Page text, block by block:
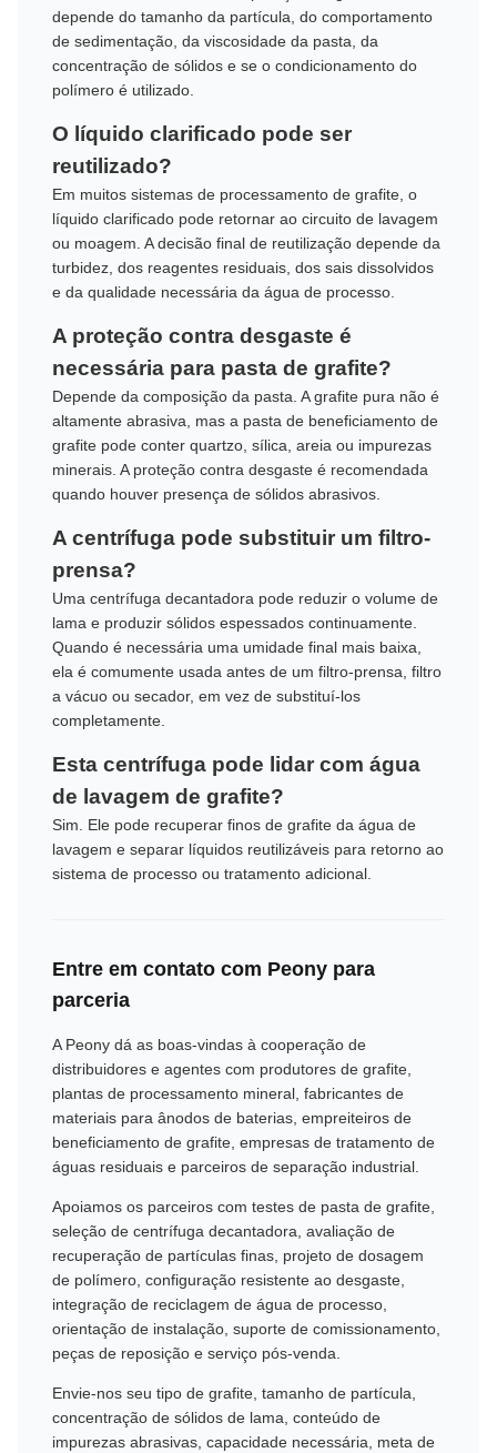
depende do tamanho da partícula, do comportamento
de sedimentação, da viscosidade da pasta, da
concentração de sólidos e se o condicionamento do
polímero é utilizado.
O líquido clarificado pode ser
reutilizado?
Em muitos sistemas de processamento de grafite, o
líquido clarificado pode retornar ao circuito de lavagem
ou moagem. A decisão final de reutilização depende da
turbidez, dos reagentes residuais, dos sais dissolvidos
e da qualidade necessária da água de processo.
A proteção contra desgaste é
necessária para pasta de grafite?
Depende da composição da pasta. A grafite pura não é
altamente abrasiva, mas a pasta de beneficiamento de
grafite pode conter quartzo, sílica, areia ou impurezas
minerais. A proteção contra desgaste é recomendada
quando houver presença de sólidos abrasivos.
A centrífuga pode substituir um filtro-
prensa?
Uma centrífuga decantadora pode reduzir o volume de
lama e produzir sólidos espessados ​​continuamente.
Quando é necessária uma umidade final mais baixa,
ela é comumente usada antes de um filtro-prensa, filtro
a vácuo ou secador, em vez de substituí-los
completamente.
Esta centrífuga pode lidar com água
de lavagem de grafite?
Sim. Ele pode recuperar finos de grafite da água de
lavagem e separar líquidos reutilizáveis ​​para retorno ao
sistema de processo ou tratamento adicional.
Entre em contato com Peony para
parceria
A Peony dá as boas-vindas à cooperação de
distribuidores e agentes com produtores de grafite,
plantas de processamento mineral, fabricantes de
materiais para ânodos de baterias, empreiteiros de
beneficiamento de grafite, empresas de tratamento de
águas residuais e parceiros de separação industrial.
Apoiamos os parceiros com testes de pasta de grafite,
seleção de centrífuga decantadora, avaliação de
recuperação de partículas finas, projeto de dosagem
de polímero, configuração resistente ao desgaste,
integração de reciclagem de água de processo,
orientação de instalação, suporte de comissionamento,
peças de reposição e serviço pós-venda.
Envie-nos seu tipo de grafite, tamanho de partícula,
concentração de sólidos de lama, conteúdo de
impurezas abrasivas, capacidade necessária, meta de